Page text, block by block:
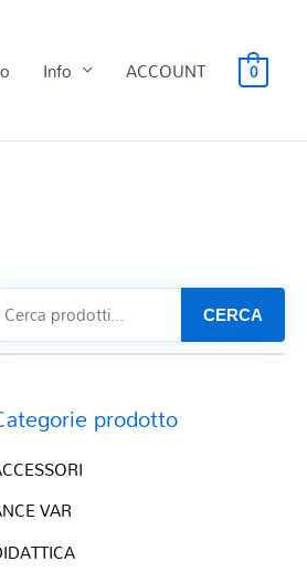
Info ACCOUNT 0
CERCA
prodotto
VAR